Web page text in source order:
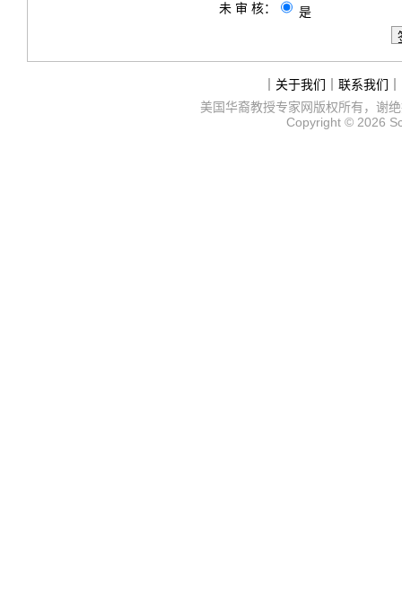
未 审 核：
是
关于我们 联系我们
美国华裔教授专家网版权所有，谢
Copyright © 2026